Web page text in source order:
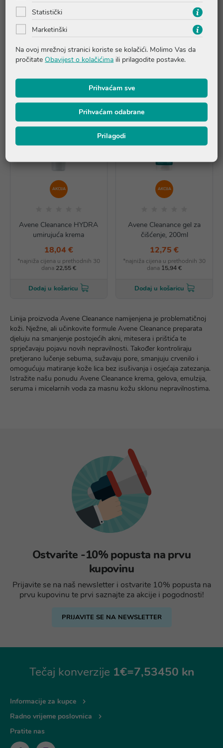
Avene Cleanance gel za
19,07 €
*najniža cijena u prethodnih 30
dana23,84 €
Avene Cleanance Micelarna
*najniža cijena u prethodnih 30
dana23,46 €
AKCIJA
Avene Cleanance HYDRA
umirujuća krema
18,04 €
*najniža cijena u prethodnih 30
dana 22,55 €
Dodaj u košaricu
AKCIJA
Avene Cleanance gel za
čišćenje, 200ml
12,75 €
*najniža cijena u prethodnih 30
dana 15,94 €
Dodaj u košaricu
Linija proizvoda Avene Cleanance namijenjena je problematičnoj
koži. Nježne, ali učinkovite formule Avene Cleanance preparata
djeluju na smanjenje postojećih akni, mitesera i prištića te
sprječavaju pojavu novih nepravilnosti. Također kontroliraju
pretjerano lučenje sebuma, sužavaju pore, smanjuju crvenilo i
omogućuju matiranje kože lica bez isušivanja i osjećaja zatezanja.
Istražite našu ponudu Avene Cleanance krema, gelova, emulzija,
seruma i micelarnih voda za masnu kožu sklonu nepravilnostima.
Ostvarite -10% popusta na prvu
kupovinu
Prijavite se na naš newsletter i ostvarite 10% popusta na
prvu kupovinu te prvi saznajte za akcije i pogodnosti!
PRIJAVITE SE NA NEWSLETTER
Tečaj konverzije 1€=7,53450 kn
Informacije za kupce
Radno vrijeme poslovnica
Pratite nas
Statistički
Marketinški
Na ovoj mrežnoj stranici koriste se kolačići. Molimo Vas da
pročitate Obavijest o kolačićima ili prilagodite postavke.
Prihvaćam sve
Prihvaćam odabrane
Prilagodi